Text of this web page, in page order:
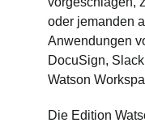
oder jemanden
Anwendungen
DocuSign,
Watson
Die Edition